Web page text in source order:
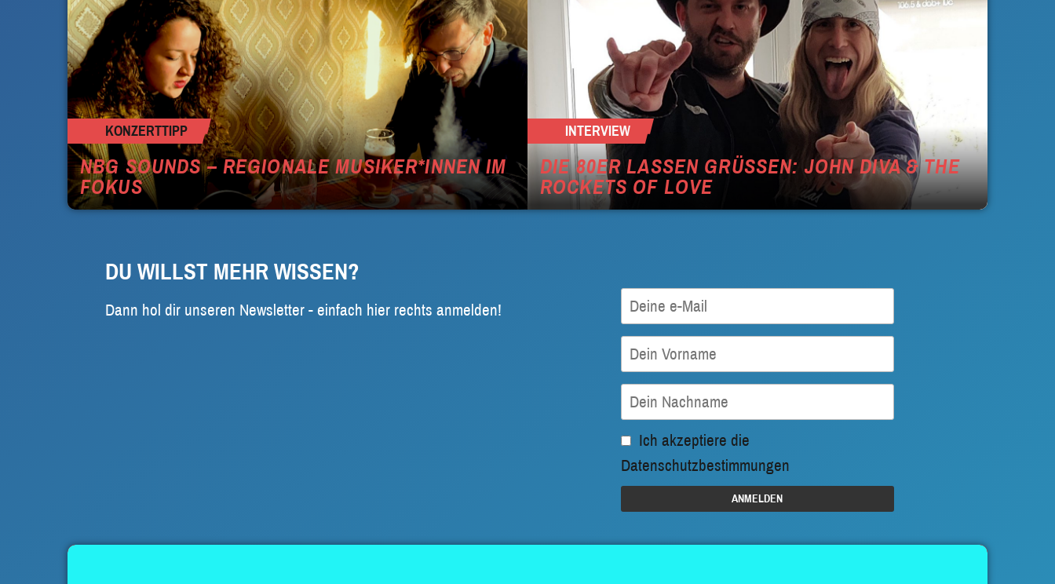
KONZERTTIPP
NBG SOUNDS – REGIONALE MUSIKER*INNEN IM
FOKUS
INTERVIEW
DIE 80ER LASSEN GRÜSSEN: JOHN DIVA & THE R
OCKETS OF LOVE
DU WILLST MEHR WISSEN?
Dann hol dir unseren Newsletter - einfach hier rechts anmelden!
Ich akzeptiere die
Datenschutzbestimmungen